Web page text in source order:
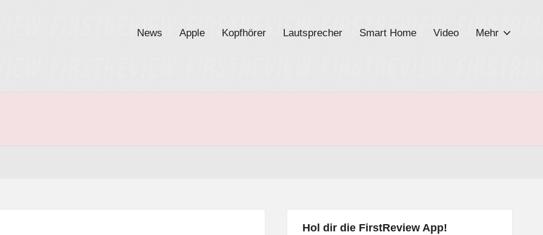
News Apple Kopfhörer Lautsprecher Smart Home Video Mehr
Hol dir die FirstReview App!